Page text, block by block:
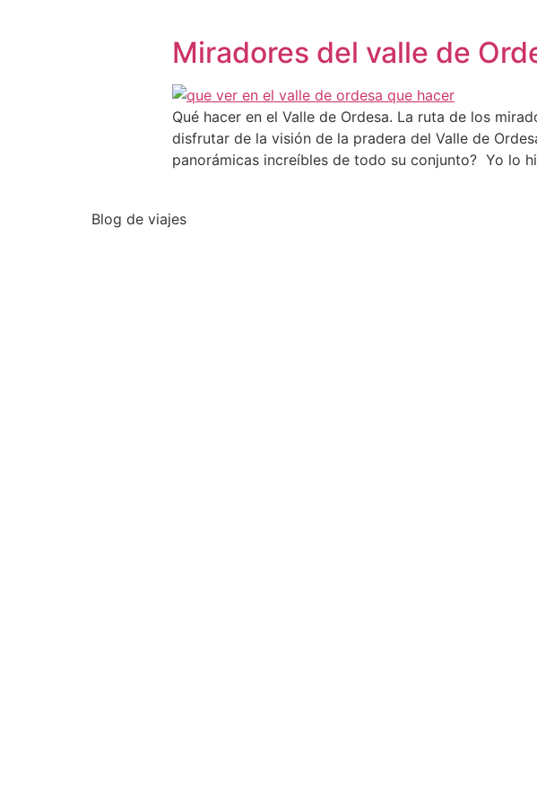
Miradores del valle de
Qué hacer en el Valle de Ordesa. La ruta de los
disfrutar de la visión de la pradera del Valle de
panorámicas increíbles de todo su conjunto? Yo lo
Blog de viajes